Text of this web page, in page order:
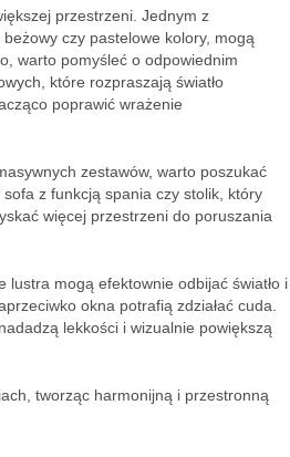
przestrzeni. Jednym z
beżowy czy pastelowe kolory, mogą
warto pomyśleć o odpowiednim
które rozpraszają światło
poprawić wrażenie
zestawów, warto poszukać
z funkcją spania czy stolik, który
więcej przestrzeni do poruszania
mogą efektownie odbijać światło i
okna potrafią zdziałać cuda.
lekkości i wizualnie powiększą
tworząc harmonijną i przestronną